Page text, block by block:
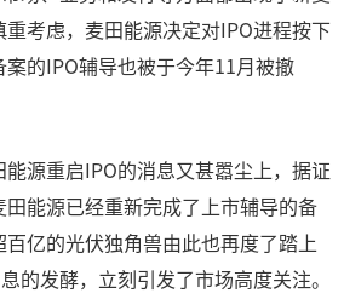
考虑，麦田能源决定对IPO进程按下
的IPO辅导也被于今年11月被撤
源重启IPO的消息又甚嚣尘上，据证
能源已经重新完成了上市辅导的备
亿的光伏独角兽由此也再度了踏上
的发酵，立刻引发了市场高度关注。